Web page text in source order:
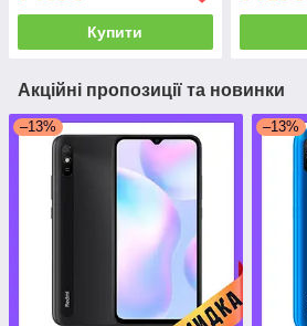
Купити
Акційні пропозиції та новинки
–13% –13%